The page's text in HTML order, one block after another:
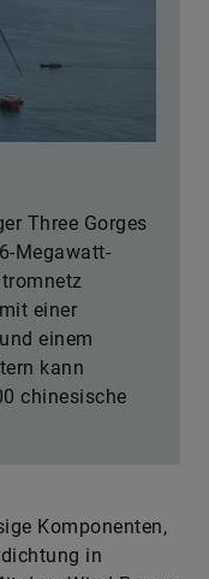
Three Gorges
Megawatt-
einer
einem
kann
chinesische
Komponenten,
in